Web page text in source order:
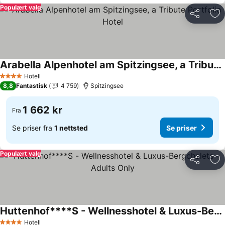
Del
Populært valg
4 StjernerHotell
Arabella Alpenhotel am Spitzingsee, a Tribute Portfolio Hotel
Se priser
8,8 Fantastisk 4 759 Spitzingsee
Fra 1 662 kr
Se priser fra 1 nettsted Se priser
Del
Populært valg
Hotell
Huttenhof****S - Wellnesshotel & Luxus-Bergchalets - Adults Only
Se priser